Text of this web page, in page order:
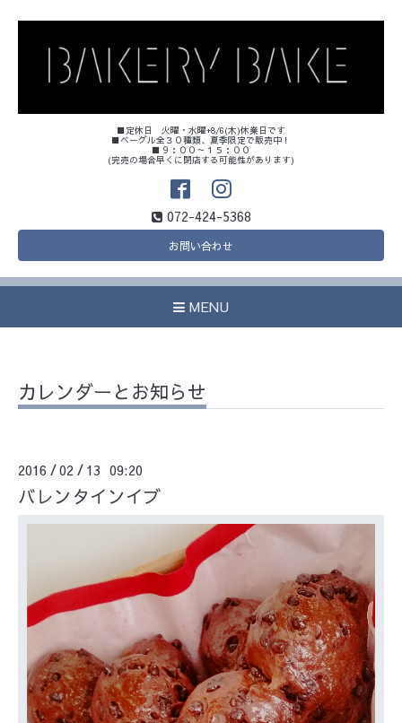
■定休日 火曜・水曜+8/6(木)休業日です
■ベーグル全３０種類、夏季限定で販売中！
■９：００～１５：００
(完売の場合早くに閉店する可能性があります)
072-424-5368
お問い合わせ
MENU
カレンダーとお知らせ
2016 /02 / 13 09:20
バレンタインイブ